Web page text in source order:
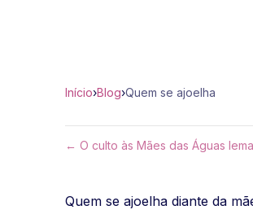
Início›Blog›Quem se ajoelha
← O culto às Mães das Águas
Quem se ajoelha diante da